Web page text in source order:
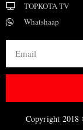
TOPKOTA TV
Whatshaap
Copyright 2018